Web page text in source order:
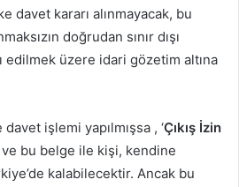
davet kararı alınmayacak, bu
doğrudan sınır dışı
edilmek üzere idari gözetim altına
işlemi yapılmışsa , ‘Çıkış İzin
bu belge ile kişi, kendine
kalabilecektir. Ancak bu